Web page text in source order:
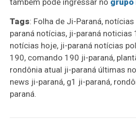
também pode ingressar no grupo
Tags: Folha de Ji-Paraná,
paraná notícias, ji-paraná noticias
notícias hoje, ji-paraná notícias
190, comando 190 ji-paraná,
rondônia atual ji-paraná últimas
news ji-paraná, g1 ji-paraná,
paraná.